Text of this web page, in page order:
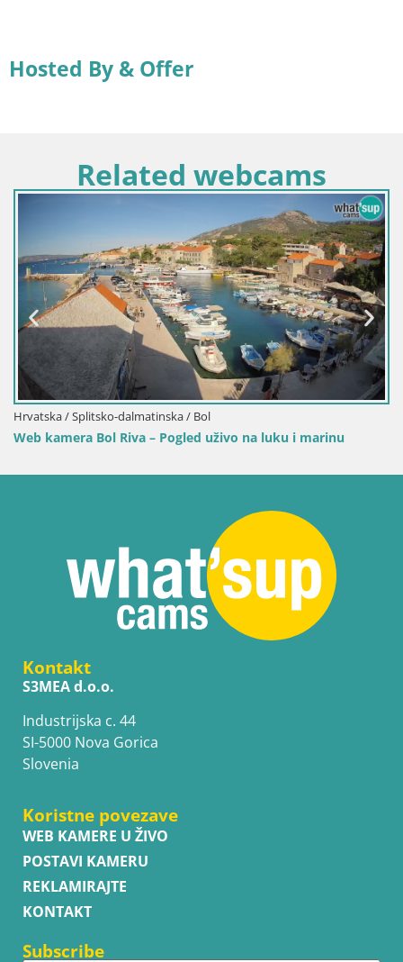
Hosted By & Offer
Related webcams
Hrvatska / Splitsko-dalmatinska / Bol
Web kamera Bol Riva – Pogled uživo na luku i marinu
Kontakt
S3MEA d.o.o.
Industrijska c. 44
SI-5000 Nova Gorica
Slovenia
Koristne povezave
WEB KAMERE U ŽIVO
POSTAVI KAMERU
REKLAMIRAJTE
KONTAKT
Subscribe